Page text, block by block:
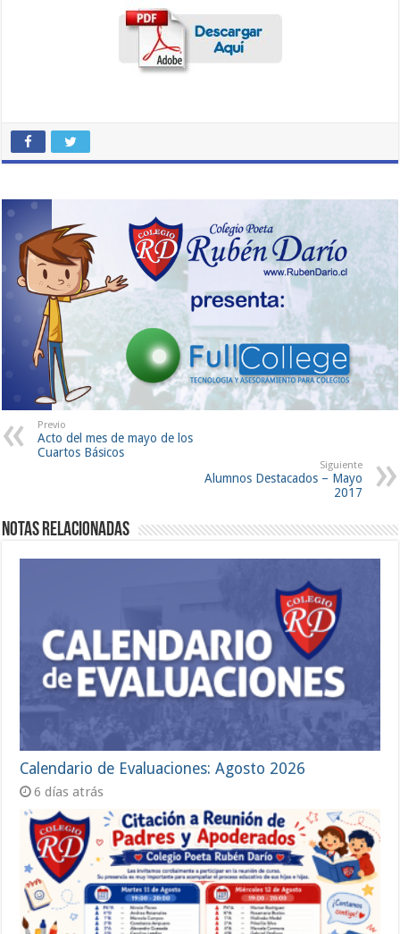
Previo
Acto del mes de mayo de los
Cuartos Básicos
Siguiente
Alumnos Destacados – Mayo
2017
Notas Relacionadas
Calendario de Evaluaciones: Agosto 2026
6 días atrás